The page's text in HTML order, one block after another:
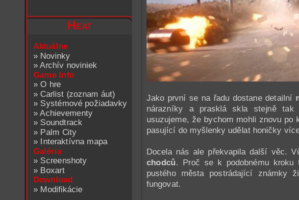
Heat
Aktuálne
» Novinky
»Archív noviniek
Game Info
»O hre
» Carlist (zoznam áut)
» Systémové požiadavky
»Achievementy
» Soundtrack
» Palm City
» Interaktívna mapa
Galéria
» Screenshoty
» Boxart
Download
» Modifikácie
Jako první se na řadu dostane detailní
nárazníky a prasklá skla stejně tak
usuzujeme, že bychom mohli znovu
pasující do myšlenky udělat honičky
Docela nás ale překvapila další věc.
chodců. Proč se k podobnému kroku
pustého města postrádající
fungovat.